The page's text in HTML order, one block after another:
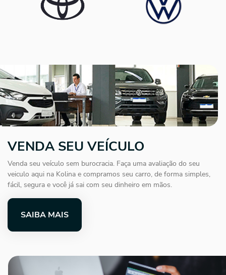
VENDA SEU VEÍCULO
Venda seu veículo sem burocracia. Faça uma avaliação do seu
veiculo aqui na Kolina e compramos seu carro, de forma simples,
fácil, segura e você já sai com seu dinheiro em mãos.
SAIBA MAIS